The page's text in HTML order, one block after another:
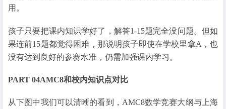
用。
孩子只要把课内知识学好了，解答1-15题完全没问题。但如
果连前15题都觉得困难，那说明孩子即使在学校里拿A，也
没有达到良好的参赛水准，仍需加强课内学习。
PART 04AMC8和校内知识点对比
从下图中我们可以清晰的看到，AMC8数学竞赛大纲与上海